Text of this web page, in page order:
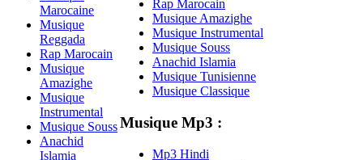
Marocaine
Musique
Reggada
Rap Marocain
Musique
Amazighe
Musique
Instrumental
Musique Souss
Anachid
Islamia
Rap Marocain
Musique Amazighe
Musique Instrumental
Musique Souss
Anachid Islamia
Musique Tunisienne
Musique Classique
Musique Mp3 :
Mp3 Hindi